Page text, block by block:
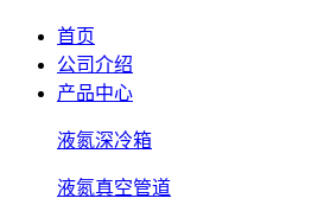
首页
公司介绍
产品中心
液氮深冷箱
液氮真空管道